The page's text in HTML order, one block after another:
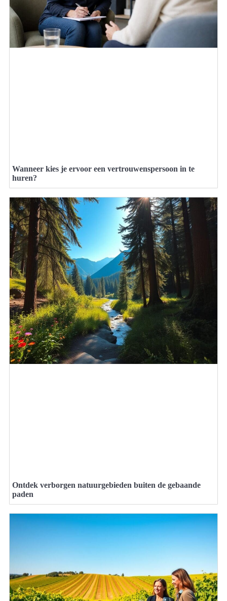
Wanneer kies je ervoor een vertrouwenspersoon in te
huren?
Ontdek verborgen natuurgebieden buiten de gebaande
paden